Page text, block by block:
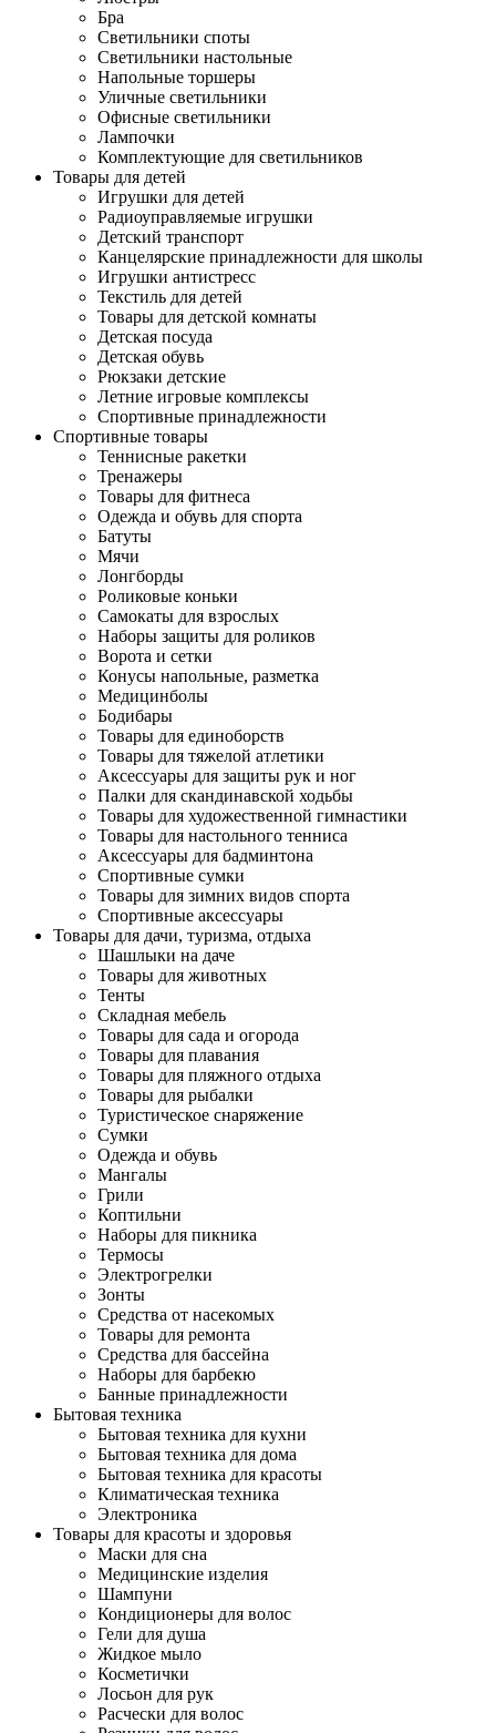
Бра
Светильники споты
Светильники настольные
Напольные торшеры
Уличные светильники
Офисные светильники
Лампочки
Комплектующие для светильников
Товары для детей
Игрушки для детей
Радиоуправляемые игрушки
Детский транспорт
Канцелярские принадлежности для школы
Игрушки антистресс
Текстиль для детей
Товары для детской комнаты
Детская посуда
Детская обувь
Рюкзаки детские
Летние игровые комплексы
Спортивные принадлежности
Спортивные товары
Теннисные ракетки
Тренажеры
Товары для фитнеса
Одежда и обувь для спорта
Батуты
Мячи
Лонгборды
Роликовые коньки
Самокаты для взрослых
Наборы защиты для роликов
Ворота и сетки
Конусы напольные, разметка
Медицинболы
Бодибары
Товары для единоборств
Товары для тяжелой атлетики
Аксессуары для защиты рук и ног
Палки для скандинавской ходьбы
Товары для художественной гимнастики
Товары для настольного тенниса
Аксессуары для бадминтона
Спортивные сумки
Товары для зимних видов спорта
Спортивные аксессуары
Товары для дачи, туризма, отдыха
Шашлыки на даче
Товары для животных
Тенты
Складная мебель
Товары для сада и огорода
Товары для плавания
Товары для пляжного отдыха
Товары для рыбалки
Туристическое снаряжение
Сумки
Одежда и обувь
Мангалы
Грили
Коптильни
Наборы для пикника
Термосы
Электрогрелки
Зонты
Средства от насекомых
Товары для ремонта
Средства для бассейна
Наборы для барбекю
Банные принадлежности
Бытовая техника
Бытовая техника для кухни
Бытовая техника для дома
Бытовая техника для красоты
Климатическая техника
Электроника
Товары для красоты и здоровья
Маски для сна
Медицинские изделия
Шампуни
Кондиционеры для волос
Гели для душа
Жидкое мыло
Косметички
Лосьон для рук
Расчески для волос